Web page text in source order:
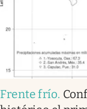
Frente frío.